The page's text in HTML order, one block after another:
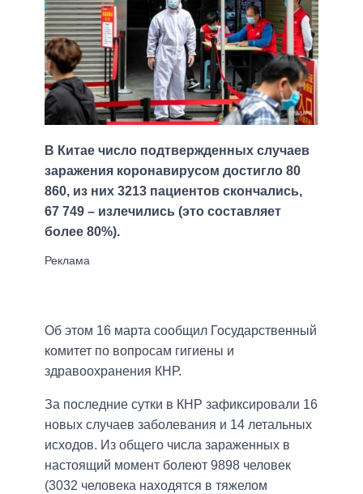
В Китае число подтвержденных случаев
заражения коронавирусом достигло 80
860, из них 3213 пациентов скончались,
67 749 – излечились (это составляет
более 80%).
Об этом 16 марта сообщил Государственный
комитет по вопросам гигиены и
здравоохранения КНР.
За последние сутки в КНР зафиксировали 16
новых случаев заболевания и 14 летальных
исходов. Из общего числа зараженных в
настоящий момент болеют 9898 человек
(3032 человека находятся в тяжелом